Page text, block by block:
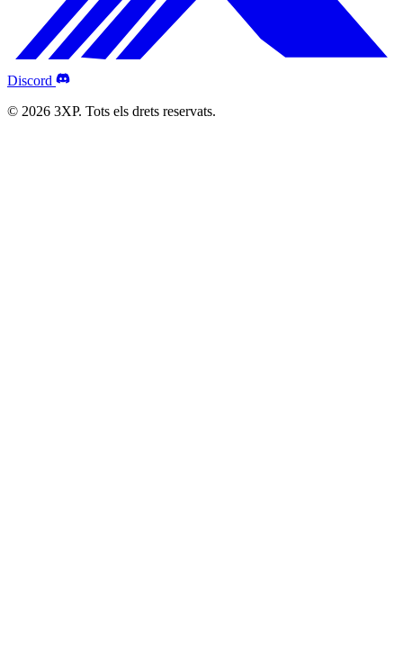
Discord
© 2026 3XP. Tots els drets reservats.